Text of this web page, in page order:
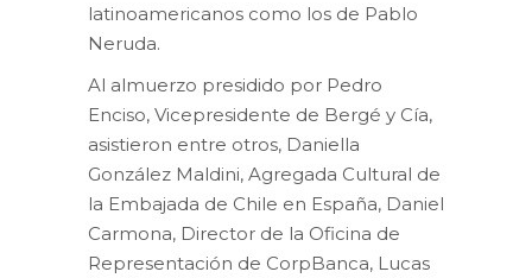
latinoamericanos como los de Pablo
Neruda.
Al almuerzo presidido por Pedro
Enciso, Vicepresidente de Bergé y Cía,
asistieron entre otros, Daniella
González Maldini, Agregada Cultural de
la Embajada de Chile en España, Daniel
Carmona, Director de la Oficina de
Representación de CorpBanca, Lucas